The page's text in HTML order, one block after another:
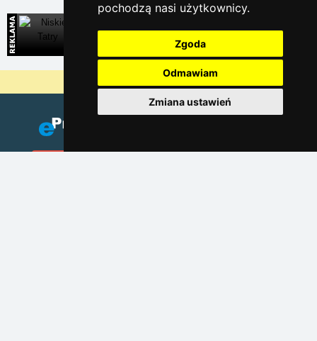
pochodzą nasi użytkownicy.
Zgoda
Odmawiam
Zmiana ustawień
Bezpośrednie kontakty na noclegi na Słowacji
Dlaczego nasze serwery są najtańsze?